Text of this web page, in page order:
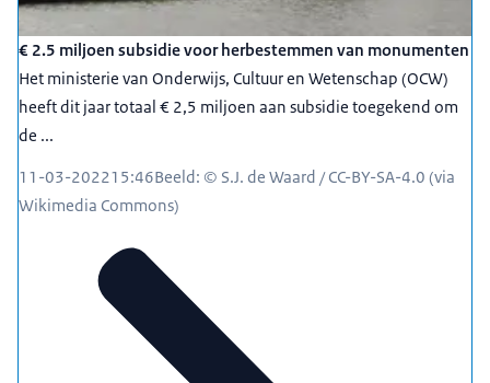
€ 2.5 miljoen subsidie voor herbestemmen van monumenten
Het ministerie van Onderwijs, Cultuur en Wetenschap (OCW)
heeft dit jaar totaal € 2,5 miljoen aan subsidie toegekend om
de ...
11-03-202215:46Beeld: © S.J. de Waard / CC-BY-SA-4.0 (via
Wikimedia Commons)